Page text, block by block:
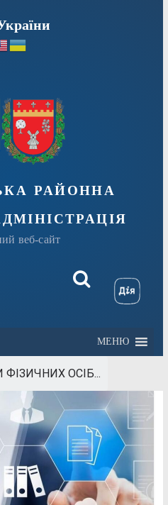
районна
веб-сайт
МЕНЮ
ФІЗИЧНИХ ОСІБ...